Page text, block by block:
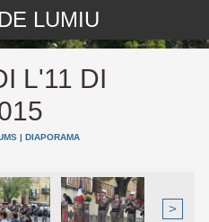
LUMIU
L'11 DI
| DIAPORAMA
>